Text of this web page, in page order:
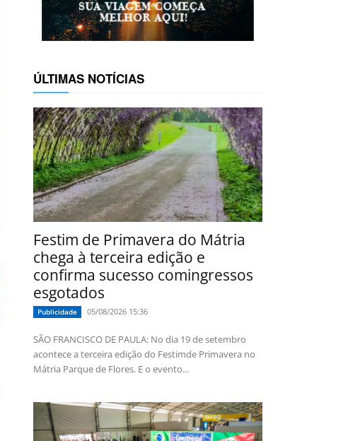
ÚLTIMAS NOTÍCIAS
Festim de Primavera do Mátria
chega à terceira edição e
confirma sucesso comingressos
esgotados
Publicidade 05/08/2026 15:36
SÃO FRANCISCO DE PAULA: No dia 19 de setembro
acontece a terceira edição do Festimde Primavera no
Mátria Parque de Flores. E o evento...